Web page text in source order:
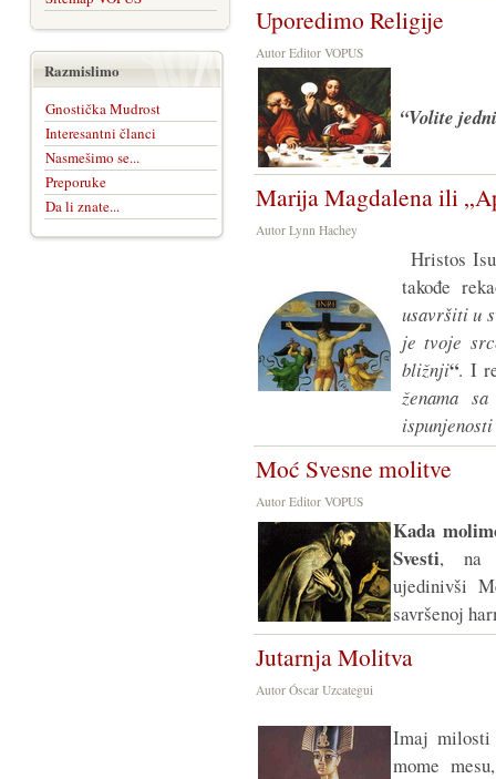
Uporedimo Religije
Autor Editor VOPUS
“Volite
Marija Magdalena ili
Autor Lynn Hachey
Hristos
takođe
usavršiti u
je tvoje
bližnji“. I
ženama
Moć Svesne molitve
Autor Editor VOPUS
Kada
Svesti, na
ujedinivši
savršenoj
Jutarnja Molitva
Autor Óscar Uzcategui
Imaj milosti
mome
Razmislimo
Gnostička Mudrost
Interesantni članci
Nasmešimo se...
Preporuke
Da li znate...